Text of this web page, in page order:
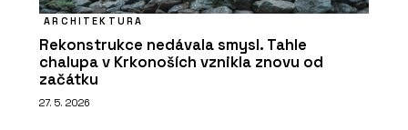
ARCHITEKTURA
Rekonstrukce nedávala smysl. Tahle
chalupa v Krkonoších vznikla znovu od
začátku
27. 5. 2026